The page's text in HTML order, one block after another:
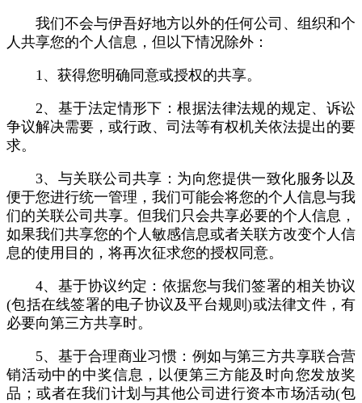
我们不会与伊吾好地方以外的任何公司、组织和个
人共享您的个人信息，但以下情况除外：
1、获得您明确同意或授权的共享。
2、基于法定情形下：根据法律法规的规定、诉讼
争议解决需要，或行政、司法等有权机关依法提出的要
求。
3、与关联公司共享：为向您提供一致化服务以及
便于您进行统一管理，我们可能会将您的个人信息与我
们的关联公司共享。但我们只会共享必要的个人信息，
如果我们共享您的个人敏感信息或者关联方改变个人信
息的使用目的，将再次征求您的授权同意。
4、基于协议约定：依据您与我们签署的相关协议
(包括在线签署的电子协议及平台规则)或法律文件，有
必要向第三方共享时。
5、基于合理商业习惯：例如与第三方共享联合营
销活动中的中奖信息，以便第三方能及时向您发放奖
品；或者在我们计划与其他公司进行资本市场活动(包